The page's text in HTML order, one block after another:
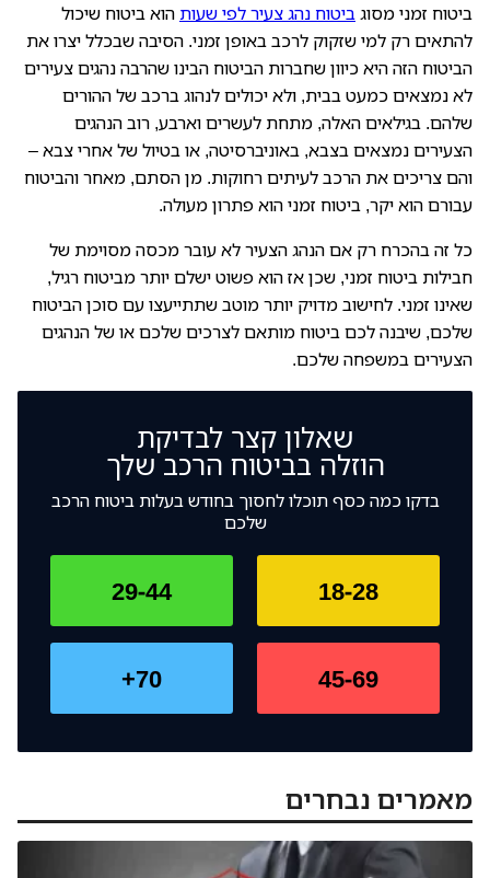
ביטוח זמני מסוגביטוח נהג צעיר לפי שעות הוא ביטוח שיכול
להתאים רק למי שזקוק לרכב באופן זמני. הסיבה שבכלל יצרו את
הביטוח הזה היא כיוון שחברות הביטוח הבינו שהרבה נהגים צעירים
לא נמצאים כמעט בבית, ולא יכולים לנהוג ברכב של ההורים
שלהם. בגילאים האלה, מתחת לעשרים וארבע, רוב הנהגים
הצעירים נמצאים בצבא, באוניברסיטה, או בטיול של אחרי צבא –
והם צריכים את הרכב לעיתים רחוקות. מן הסתם, מאחר והביטוח
עבורם הוא יקר, ביטוח זמני הוא פתרון מעולה.
כל זה בהכרח רק אם הנהג הצעיר לא עובר מכסה מסוימת של
חבילות ביטוח זמני, שכן אז הוא פשוט ישלם יותר מביטוח רגיל,
שאינו זמני. לחישוב מדויק יותר מוטב שתתייעצו עם סוכן הביטוח
שלכם, שיבנה לכם ביטוח מותאם לצרכים שלכם או של הנהגים
הצעירים במשפחה שלכם.
שאלון קצר לבדיקת
הוזלה בביטוח הרכב שלך
בדקו כמה כסף תוכלו לחסוך בחודש בעלות ביטוח הרכב
שלכם
18-28
29-44
45-69
70+
מאמרים נבחרים